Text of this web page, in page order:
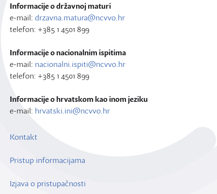
Informacije o državnoj maturi
e-mail: drzavna.matura@ncvvo.hr
telefon: +385 1 4501 899
Informacije o nacionalnim ispitima
e-mail: nacionalni.ispiti@ncvvo.hr
telefon: +385 1 4501 899
Informacije o hrvatskom kao inom jeziku
e-mail: hrvatski.ini@ncvvo.hr
Kontakt
Pristup informacijama
Izjava o pristupačnosti